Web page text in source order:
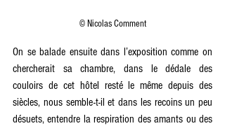
© Nicolas Comment
On se balade ensuite dans l’exposition comme on
chercherait sa chambre, dans le dédale des
couloirs de cet hôtel resté le même depuis des
siècles, nous semble-t-il et dans les recoins un peu
désuets, entendre la respiration des amants ou des